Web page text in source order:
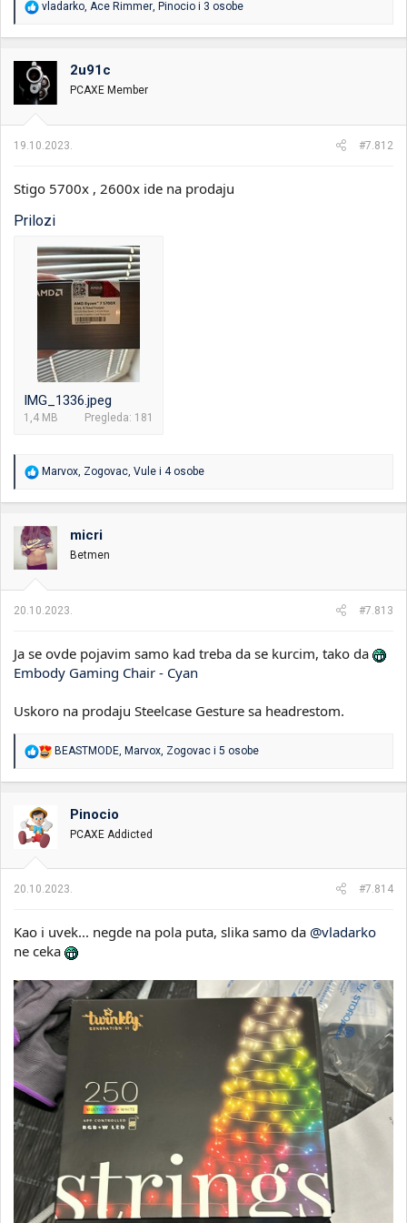
R
a
o
v
a
n
:
vladarko, Ace Rimmer, Pinocio i 3 osobe
2u91c
PCAXE Member
19.10.2023. #7.812
Stigo 5700x , 2600x ide na prodaju
Prilozi
IMG_1336.jpeg
1,4 MB Pregleda: 181
R
a
o
v
a
n
:
Marvox, Zogovac, Vule i 4 osobe
micri
Betmen
20.10.2023. #7.813
Ja se ovde pojavim samo kad treba da se kurcim, tako da
Embody Gaming Chair - Cyan
Uskoro na prodaju Steelcase Gesture sa headrestom.
R
a
j
:
BEASTMODE, Marvox, Zogovac i 5 osobe
Pinocio
PCAXE Addicted
20.10.2023. #7.814
Kao i uvek... negde na pola puta, slika samo da @vladarko
ne ceka